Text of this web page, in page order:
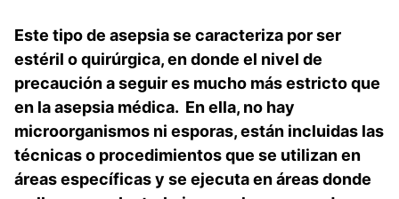
Este tipo de asepsia se caracteriza por ser
estéril o quirúrgica, en donde el nivel de
precaución a seguir es mucho más estricto que
en la asepsia médica. En ella, no hay
microorganismos ni esporas, están incluidas las
técnicas o procedimientos que se utilizan en
áreas específicas y se ejecuta en áreas donde